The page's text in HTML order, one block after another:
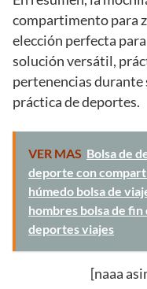
compartimento para
elección perfecta
solución versátil,
pertenencias durante
práctica de deportes.
VER MAS Bolsa de
deporte con
húmedo bolsa de
hombres bolsa de fin
deportes viajes
[naaa